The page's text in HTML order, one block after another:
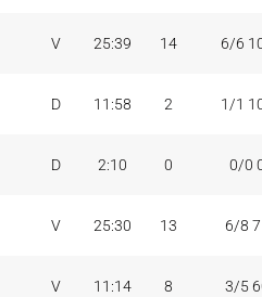
V 25:39 14 6/6
D 11:58 2 1/1
D 2:10 0 0/0
V 25:30 13 6/8
V 11:14 8 3/5